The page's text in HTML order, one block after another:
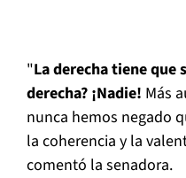
"La derecha tiene que
derecha? ¡Nadie! Más
nunca hemos negado
la coherencia y la
comentó la senadora.